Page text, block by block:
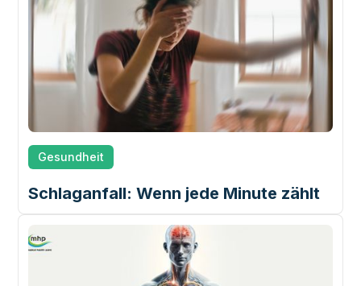
Gesundheit
Schlaganfall: Wenn jede Minute zählt